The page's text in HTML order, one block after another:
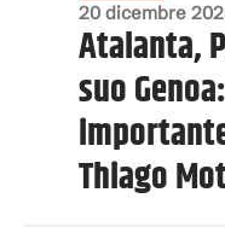
20 dicembre
Atalanta,
suo
Thiago